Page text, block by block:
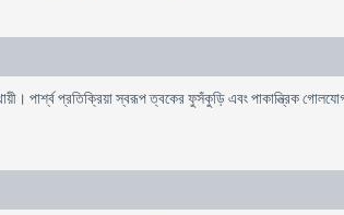
পার্শ্ব প্রতিক্রিয়া স্বরূপ ত্বকের ফুসঁকুড়ি এবং পাকান্ত্রিক